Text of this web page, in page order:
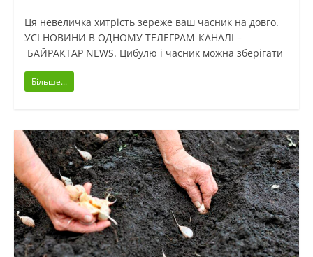
Ця невеличка хитрість зереже ваш часник на довго.
УСІ НОВИНИ В ОДНОМУ ТЕЛЕГРАМ-КАНАЛІ –
БАЙРАКТАР NEWS. Цибулю і часник можна зберігати
Більше...